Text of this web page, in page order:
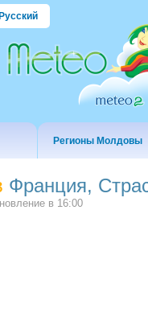
Русский
Регионы Молдовы
Франция,
в 16:00